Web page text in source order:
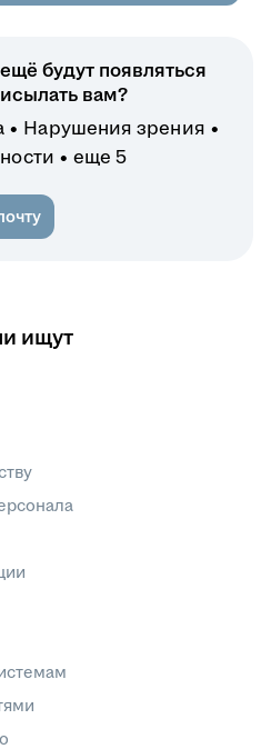
будут появляться
вам?
Нарушения зрения
еще 5
ищут